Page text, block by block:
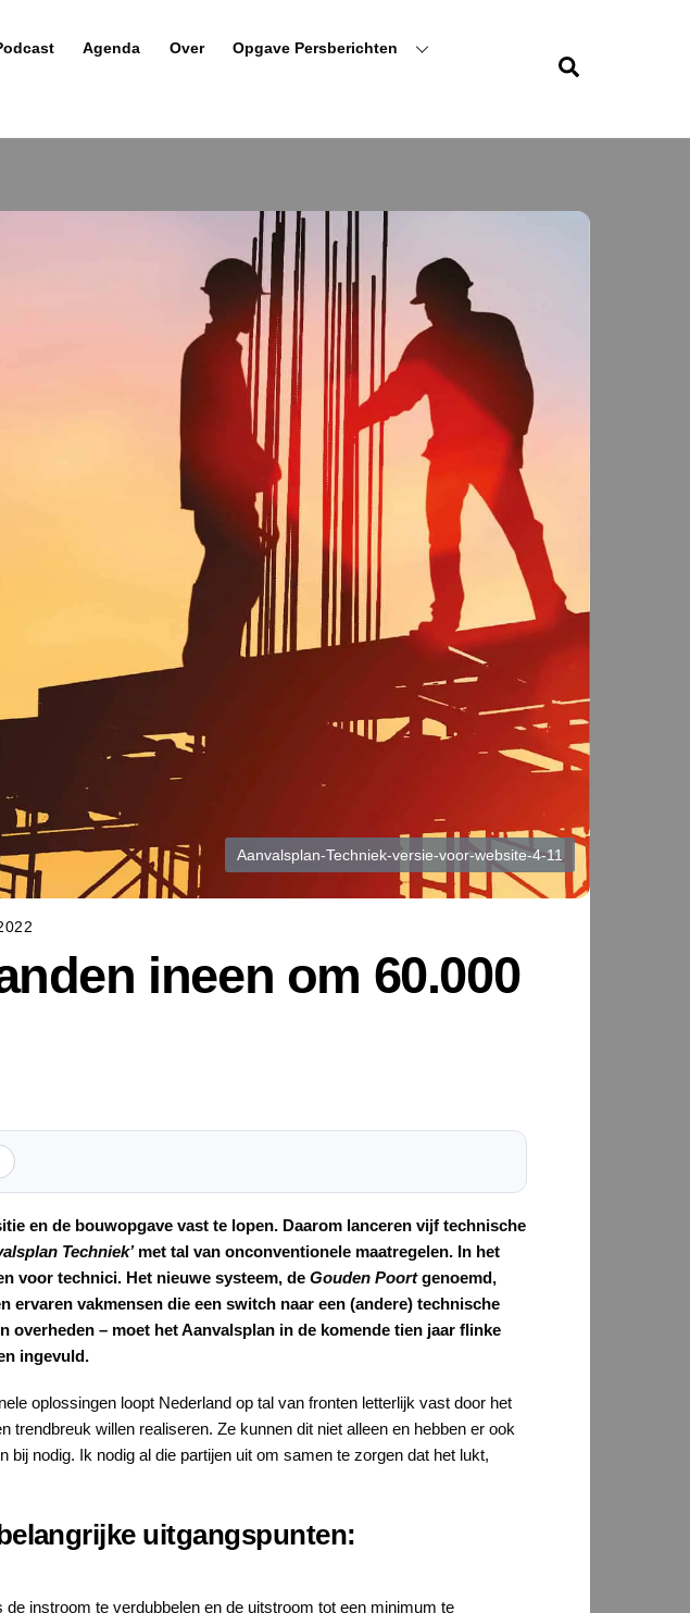
Agenda Over Opgave Persberichten
Aanvalsplan-Techniek-versie-voor-website-4-11
ineen om 60.000
en de bouwopgave vast te lopen. Daarom lanceren vijf technische
Techniek’met tal van onconventionele maatregelen. In het
voor technici. Het nieuwe systeem, de Gouden Poortgenoemd,
vakmensen die een switch naar een (andere) technische
– moet het Aanvalsplan in de komende tien jaar flinke
ingevuld.
oplossingen loopt Nederland op tal van fronten letterlijk vast door het
willen realiseren. Ze kunnen dit niet alleen en hebben er ook
nodig. Ik nodig al die partijen uit om samen te zorgen dat het lukt,
uitgangspunten:
de instroom te verdubbelen en de uitstroom tot een minimum te